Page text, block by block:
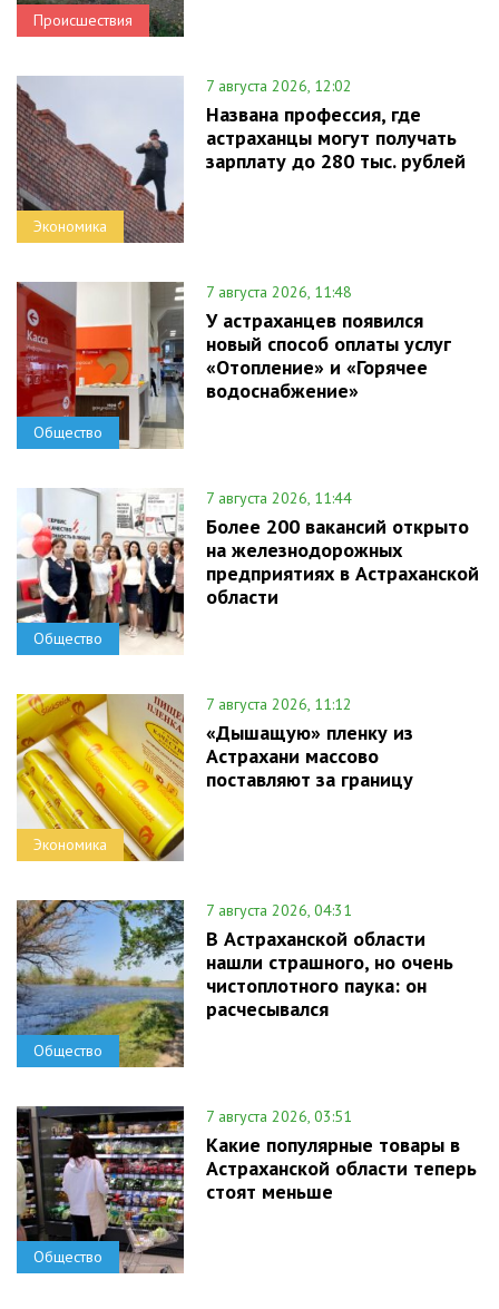
Происшествия
Экономика
7 августа 2026, 12:02
Названа профессия, где
астраханцы могут получать
зарплату до 280 тыс. рублей
Общество
7 августа 2026, 11:48
У астраханцев появился
новый способ оплаты услуг
«Отопление» и «Горячее
водоснабжение»
Общество
7 августа 2026, 11:44
Более 200 вакансий открыто
на железнодорожных
предприятиях в Астраханской
области
Экономика
7 августа 2026, 11:12
«Дышащую» пленку из
Астрахани массово
поставляют за границу
Общество
7 августа 2026, 04:31
В Астраханской области
нашли страшного, но очень
чистоплотного паука: он
расчесывался
Общество
7 августа 2026, 03:51
Какие популярные товары в
Астраханской области теперь
стоят меньше